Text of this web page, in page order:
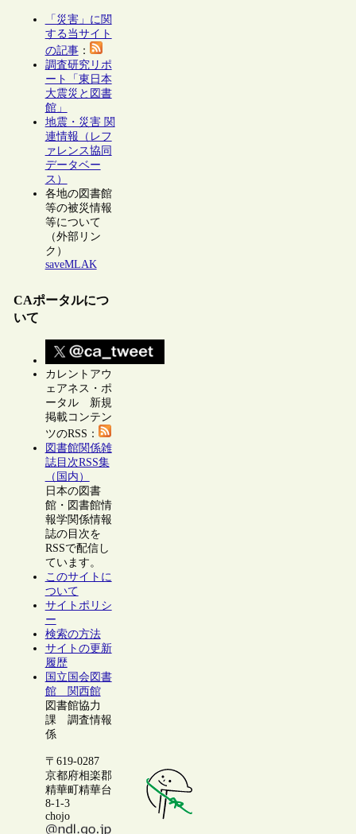
「災害」に関
する当サイト
の記事：
調査研究リポ
ート「東日本
大震災と図書
館」
地震・災害 関
連情報（レフ
ァレンス協同
データベー
ス）
各地の図書館
等の被災情報
等について
（外部リン
ク）
saveMLAK
CAポータルにつ
いて
カレントアウ
ェアネス・ポ
ータル 新規
掲載コンテン
ツのRSS：
図書館関係雑
誌目次RSS集
（国内）
日本の図書
館・図書館情
報学関係情報
誌の目次を
RSSで配信し
ています。
このサイトに
ついて
サイトポリシ
ー
検索の方法
サイトの更新
履歴
国立国会図書
館 関西館
図書館協力
課 調査情報
係
〒619-0287
京都府相楽郡
精華町精華台
8-1-3
chojo